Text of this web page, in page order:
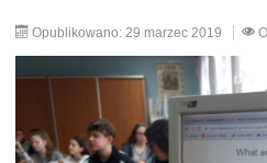
Opublikowano: 29 marzec 2019